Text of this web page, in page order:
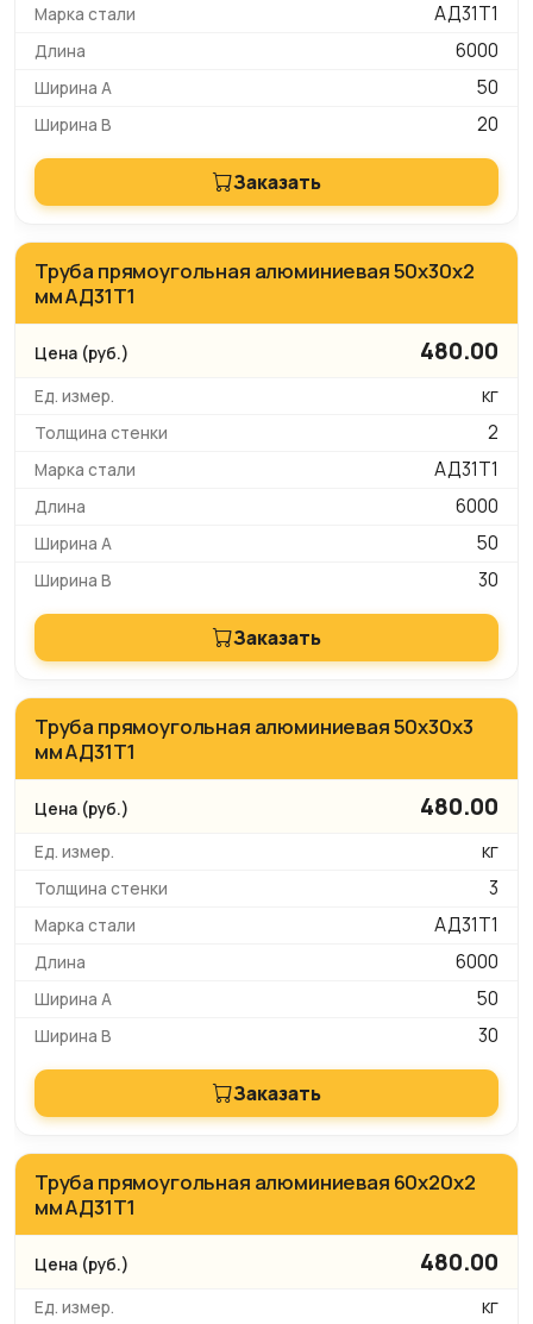
АД31Т1
6000
50
20
Заказать
Труба прямоугольная алюминиевая 50х30х2
мм АД31Т1
480.00
кг
2
АД31Т1
6000
50
30
Заказать
Труба прямоугольная алюминиевая 50х30х3
мм АД31Т1
480.00
кг
3
АД31Т1
6000
50
30
Заказать
Труба прямоугольная алюминиевая 60х20х2
мм АД31Т1
480.00
кг